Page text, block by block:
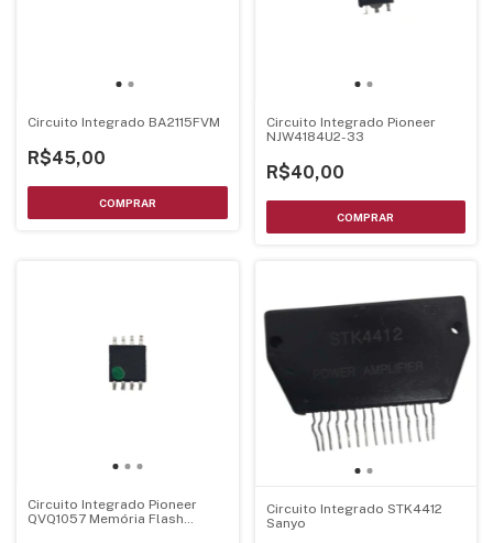
Circuito Integrado BA2115FVM
R$45,00
Circuito Integrado Pioneer
NJW4184U2-33
R$40,00
Circuito Integrado Pioneer
QVQ1057 Memória Flash
Circuito Integrado STK4412
Sanyo